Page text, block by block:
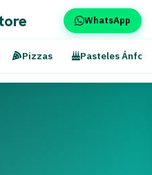
WhatsApp
Pizzas Pasteles Ánfora